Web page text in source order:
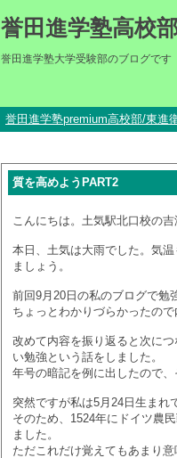
誉田進学塾高校
誉田進学塾大学受験部のブログです
誉田進学塾premium高校部/東進
質を高めようPART2
こんにちは。土気駅北口校の吉
本日、土気は大雨でした。気
ましょう。
前回9月20日の私のブログで勉
ちょっとわかりづらかったの
改めて内容を振り返ると次に
い勉強という話をしました。
年号の暗記を例に出したので、
突然ですが私は5月24日生まれ
そのため、1524年にドイツ農
ました。
ただこれだけ覚えてもあまり意